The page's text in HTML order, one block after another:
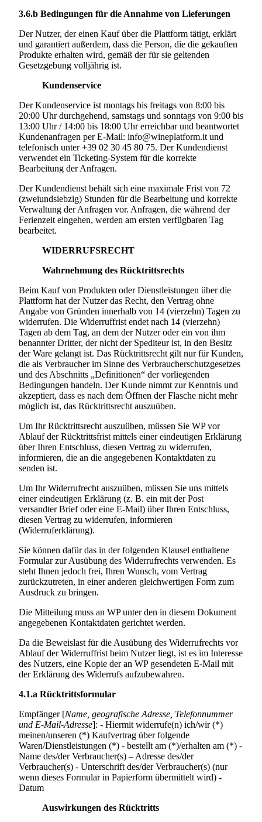
3.6.b Bedingungen für die Annahme von Lieferungen
Der Nutzer, der einen Kauf über die Plattform tätigt, erklärt
und garantiert außerdem, dass die Person, die die gekauften
Produkte erhalten wird, gemäß der für sie geltenden
Gesetzgebung volljährig ist.
Kundenservice
Der Kundenservice ist montags bis freitags von 8:00 bis
20:00 Uhr durchgehend, samstags und sonntags von 9:00 bis
13:00 Uhr / 14:00 bis 18:00 Uhr erreichbar und beantwortet
Kundenanfragen per E-Mail: info@wineplatform.it und
telefonisch unter +39 02 30 45 80 75. Der Kundendienst
verwendet ein Ticketing-System für die korrekte
Bearbeitung der Anfragen.
Der Kundendienst behält sich eine maximale Frist von 72
(zweiundsiebzig) Stunden für die Bearbeitung und korrekte
Verwaltung der Anfragen vor. Anfragen, die während der
Ferienzeit eingehen, werden am ersten verfügbaren Tag
bearbeitet.
WIDERRUFSRECHT
Wahrnehmung des Rücktrittsrechts
Beim Kauf von Produkten oder Dienstleistungen über die
Plattform hat der Nutzer das Recht, den Vertrag ohne
Angabe von Gründen innerhalb von 14 (vierzehn) Tagen zu
widerrufen. Die Widerruffrist endet nach 14 (vierzehn)
Tagen ab dem Tag, an dem der Nutzer oder ein von ihm
benannter Dritter, der nicht der Spediteur ist, in den Besitz
der Ware gelangt ist. Das Rücktrittsrecht gilt nur für Kunden,
die als Verbraucher im Sinne des Verbraucherschutzgesetzes
und des Abschnitts „Definitionen“ der vorliegenden
Bedingungen handeln. Der Kunde nimmt zur Kenntnis und
akzeptiert, dass es nach dem Öffnen der Flasche nicht mehr
möglich ist, das Rücktrittsrecht auszuüben.
Um Ihr Rücktrittsrecht auszuüben, müssen Sie WP vor
Ablauf der Rücktrittsfrist mittels einer eindeutigen Erklärung
über Ihren Entschluss, diesen Vertrag zu widerrufen,
informieren, die an die angegebenen Kontaktdaten zu
senden ist.
Um Ihr Widerrufrecht auszuüben, müssen Sie uns mittels
einer eindeutigen Erklärung (z. B. ein mit der Post
versandter Brief oder eine E-Mail) über Ihren Entschluss,
diesen Vertrag zu widerrufen, informieren
(Widerruferklärung).
Sie können dafür das in der folgenden Klausel enthaltene
Formular zur Ausübung des Widerrufrechts verwenden. Es
steht Ihnen jedoch frei, Ihren Wunsch, vom Vertrag
zurückzutreten, in einer anderen gleichwertigen Form zum
Ausdruck zu bringen.
Die Mitteilung muss an WP unter den in diesem Dokument
angegebenen Kontaktdaten gerichtet werden.
Da die Beweislast für die Ausübung des Widerrufrechts vor
Ablauf der Widerruffrist beim Nutzer liegt, ist es im Interesse
des Nutzers, eine Kopie der an WP gesendeten E-Mail mit
der Erklärung des Widerrufs aufzubewahren.
4.1.a Rücktrittsformular
Empfänger [Name, geografische Adresse, Telefonnummer
und E-Mail-Adresse]: - Hiermit widerrufe(n) ich/wir (*)
meinen/unseren (*) Kaufvertrag über folgende
Waren/Dienstleistungen (*) - bestellt am (*)/erhalten am (*) -
Name des/der Verbraucher(s) – Adresse des/der
Verbraucher(s) - Unterschrift des/der Verbraucher(s) (nur
wenn dieses Formular in Papierform übermittelt wird) -
Datum
Auswirkungen des Rücktritts